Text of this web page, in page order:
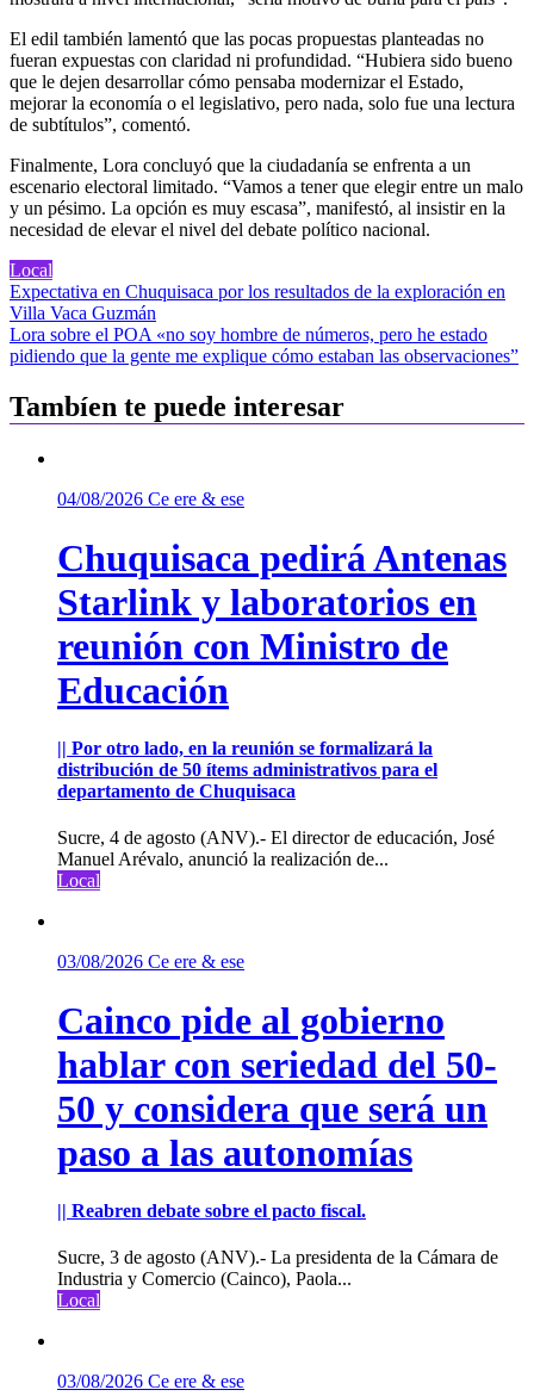
El edil también lamentó que las pocas propuestas planteadas no
fueran expuestas con claridad ni profundidad. “Hubiera sido bueno
que le dejen desarrollar cómo pensaba modernizar el Estado,
mejorar la economía o el legislativo, pero nada, solo fue una lectura
de subtítulos”, comentó.
Finalmente, Lora concluyó que la ciudadanía se enfrenta a un
escenario electoral limitado. “Vamos a tener que elegir entre un malo
y un pésimo. La opción es muy escasa”, manifestó, al insistir en la
necesidad de elevar el nivel del debate político nacional.
Local
Navegación
de
entradas
Expectativa en Chuquisaca por los resultados de la exploración en
Villa Vaca Guzmán
Lora sobre el POA «no soy hombre de números, pero he estado
pidiendo que la gente me explique cómo estaban las observaciones”
Tambíen te puede interesar
04/08/2026 Ce ere & ese
Chuquisaca pedirá Antenas
Starlink y laboratorios en
reunión con Ministro de
Educación
|| Por otro lado, en la reunión se formalizará la
distribución de 50 ítems administrativos para el
departamento de Chuquisaca
Sucre, 4 de agosto (ANV).- El director de educación, José
Manuel Arévalo, anunció la realización de...
Local
03/08/2026 Ce ere & ese
Cainco pide al gobierno
hablar con seriedad del 50-
50 y considera que será un
paso a las autonomías
|| Reabren debate sobre el pacto fiscal.
Sucre, 3 de agosto (ANV).- La presidenta de la Cámara de
Industria y Comercio (Cainco), Paola...
Local
03/08/2026 Ce ere & ese